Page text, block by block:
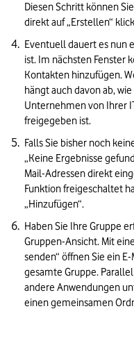
Diesen Schritt können
direkt auf „Erstellen“
Eventuell dauert es nun
ist. Im nächsten Fenster
Kontakten hinzufügen.
hängt auch davon ab,
Unternehmen von Ihrer
freigegeben ist.
Falls Sie bisher noch
„Keine Ergebnisse
Mail-Adressen direkt
Funktion freigeschaltet
„Hinzufügen“.
Haben Sie Ihre Gruppe
Gruppen-Ansicht. Mit
senden“ öffnen Sie ein
gesamte Gruppe.
andere Anwendungen
einen gemeinsamen